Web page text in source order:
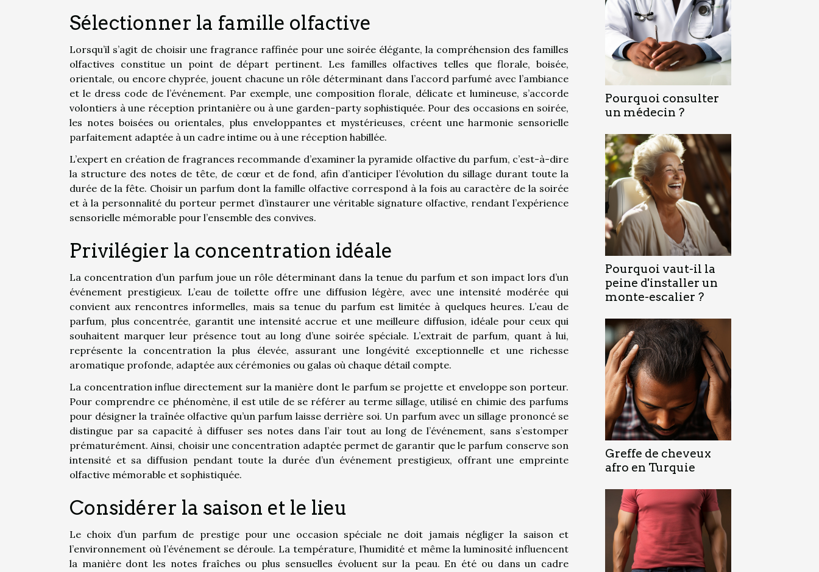
Sélectionner la famille olfactive
Lorsqu’il s’agit de choisir une fragrance raffinée pour une soirée élégante, la compréhension des familles
olfactives constitue un point de départ pertinent. Les familles olfactives telles que florale, boisée,
orientale, ou encore chyprée, jouent chacune un rôle déterminant dans l’accord parfumé avec l’ambiance
et le dress code de l’événement. Par exemple, une composition florale, délicate et lumineuse, s’accorde
volontiers à une réception printanière ou à une garden-party sophistiquée. Pour des occasions en soirée,
les notes boisées ou orientales, plus enveloppantes et mystérieuses, créent une harmonie sensorielle
parfaitement adaptée à un cadre intime ou à une réception habillée.
L’expert en création de fragrances recommande d’examiner la pyramide olfactive du parfum, c’est-à-dire
la structure des notes de tête, de cœur et de fond, afin d’anticiper l’évolution du sillage durant toute la
durée de la fête. Choisir un parfum dont la famille olfactive correspond à la fois au caractère de la soirée
et à la personnalité du porteur permet d’instaurer une véritable signature olfactive, rendant l’expérience
sensorielle mémorable pour l’ensemble des convives.
Privilégier la concentration idéale
La concentration d’un parfum joue un rôle déterminant dans la tenue du parfum et son impact lors d’un
événement prestigieux. L’eau de toilette offre une diffusion légère, avec une intensité modérée qui
convient aux rencontres informelles, mais sa tenue du parfum est limitée à quelques heures. L’eau de
parfum, plus concentrée, garantit une intensité accrue et une meilleure diffusion, idéale pour ceux qui
souhaitent marquer leur présence tout au long d’une soirée spéciale. L’extrait de parfum, quant à lui,
représente la concentration la plus élevée, assurant une longévité exceptionnelle et une richesse
aromatique profonde, adaptée aux cérémonies ou galas où chaque détail compte.
La concentration influe directement sur la manière dont le parfum se projette et enveloppe son porteur.
Pour comprendre ce phénomène, il est utile de se référer au terme sillage, utilisé en chimie des parfums
pour désigner la traînée olfactive qu’un parfum laisse derrière soi. Un parfum avec un sillage prononcé se
distingue par sa capacité à diffuser ses notes dans l’air tout au long de l’événement, sans s’estomper
prématurément. Ainsi, choisir une concentration adaptée permet de garantir que le parfum conserve son
intensité et sa diffusion pendant toute la durée d’un événement prestigieux, offrant une empreinte
olfactive mémorable et sophistiquée.
Considérer la saison et le lieu
Le choix d’un parfum de prestige pour une occasion spéciale ne doit jamais négliger la saison et
l’environnement où l’événement se déroule. La température, l’humidité et même la luminosité influencent
la manière dont les notes fraîches ou plus sensuelles évoluent sur la peau. En été ou dans un cadre
Pourquoi consulter
un médecin ?
Pourquoi vaut-il la
peine d'installer un
monte-escalier ?
Greffe de cheveux
afro en Turquie